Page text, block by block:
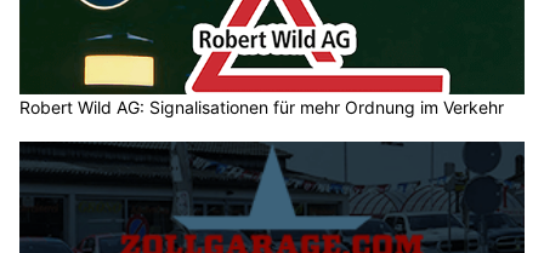
Robert Wild AG: Signalisationen für mehr Ordnung im Verkehr